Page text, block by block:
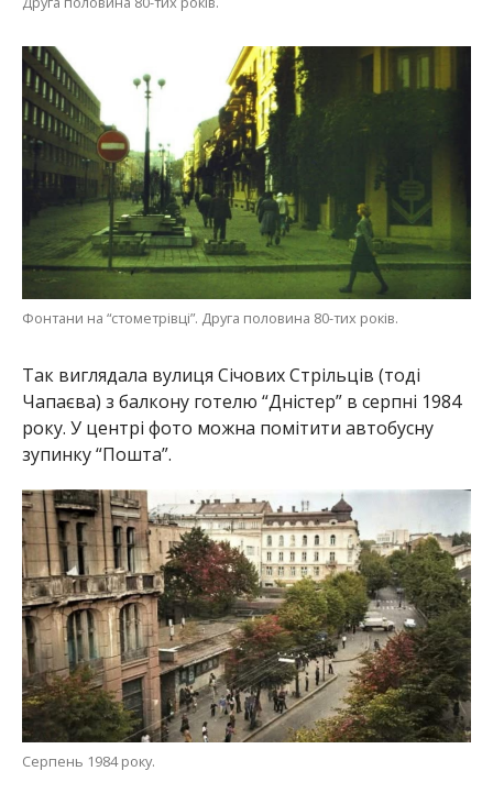
Фонтани на “стометрівці”. Друга половина 80-тих років.
Так виглядала вулиця Січових Стрільців (тоді
Чапаєва) з балкону готелю “Дністер” в серпні 1984
року. У центрі фото можна помітити автобусну
зупинку “Пошта”.
Серпень 1984 року.